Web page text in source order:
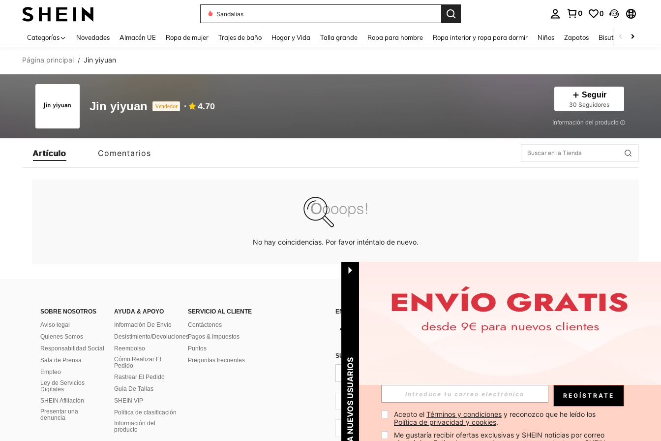
Sandalias
0 0
Categorías Novedades Almacén UE Ropa de mujer Trajes de baño Hogar y Vida Talla grande Ropa para hombre Ropa interior y ropa para dormir Niños Zapatos Bisutería Y
Página principal / Jin yiyuan
Jin yiyuan Vendedor 4.70
Seguir
30 Seguidores
Información del producto
Artículo Comentarios
No hay coincidencias. Por favor inténtalo de nuevo.
SOBRE NOSOTROS
Aviso legal
Quienes Somos
Responsabilidad Social
Sala de Prensa
Empleo
Ley de Servicios
Digitales
SHEIN Afiliación
Presentar una
denuncia
AYUDA & APOYO
Información De Envío
Desistimiento/Devoluciones
Reembolso
Cómo Realizar El
Pedido
Rastrear El Pedido
Guía De Tallas
SHEIN VIP
Política de clasificación
​Información del
producto
SERVICIO AL CLIENTE
Contáctenos
Pagos & Impuestos
Puntos
Preguntas frecuentes
ENCUÉNTRANOS EN APP
SUSCRÍBETE PARA RECIBIR OFERTAS EXCLUSIVAS, PROMOCIONES Y NOTICIAS DE SHEIN
ES + 34
ES + 34
PARA NUEVOS USUARIOS REGÍSTRATE
Acepto el Términos y condiciones y reconozco que he leído los
Política de privacidad y cookies.
Me gustaría recibir ofertas exclusivas y SHEIN noticias por correo